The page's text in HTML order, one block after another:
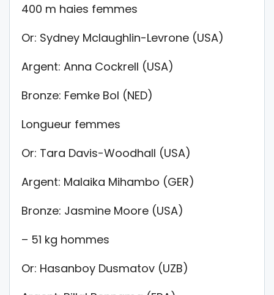
400 m haies femmes
Or: Sydney Mclaughlin-Levrone (USA)
Argent: Anna Cockrell (USA)
Bronze: Femke Bol (NED)
Longueur femmes
Or: Tara Davis-Woodhall (USA)
Argent: Malaika Mihambo (GER)
Bronze: Jasmine Moore (USA)
– 51 kg hommes
Or: Hasanboy Dusmatov (UZB)